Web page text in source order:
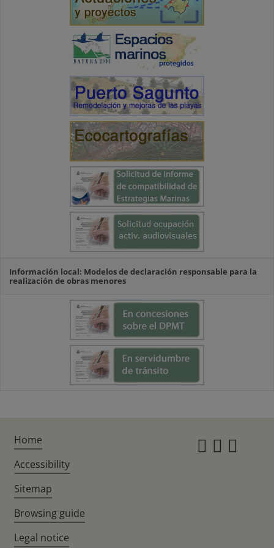
Información local: Modelos de declaración responsable para la
realización de obras menores
Home
Accessibility
Sitemap
Browsing guide
Legal notice